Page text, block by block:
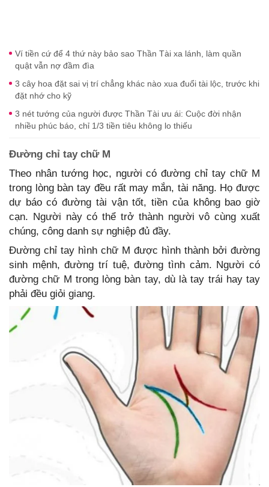
Ví tiền cứ để 4 thứ này bảo sao Thần Tài xa lánh, làm quần
quật vẫn nợ đầm đìa
3 cây hoa đặt sai vị trí chẳng khác nào xua đuổi tài lộc, trước khi
đặt nhớ cho kỹ
3 nét tướng của người được Thần Tài ưu ái: Cuộc đời nhận
nhiều phúc báo, chỉ 1/3 tiền tiêu không lo thiếu
Đường chỉ tay chữ M
Theo nhân tướng học, người có đường chỉ tay chữ M
trong lòng bàn tay đều rất may mắn, tài năng. Họ được
dự báo có đường tài vận tốt, tiền của không bao giờ
cạn. Người này có thể trở thành người vô cùng xuất
chúng, công danh sự nghiệp đủ đầy.
Đường chỉ tay hình chữ M được hình thành bởi đường
sinh mệnh, đường trí tuệ, đường tình cảm. Người có
đường chữ M trong lòng bàn tay, dù là tay trái hay tay
phải đều giỏi giang.